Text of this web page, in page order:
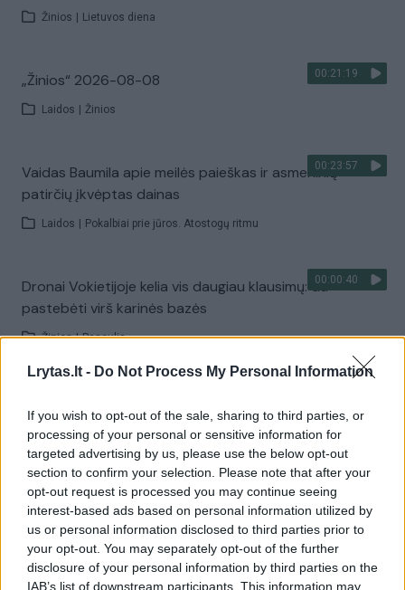
Lrytas.lt - Do Not Process My Personal Information
If you wish to opt-out of the sale, sharing to third parties, or
processing of your personal or sensitive information for
targeted advertising by us, please use the below opt-out
section to confirm your selection. Please note that after your
opt-out request is processed you may continue seeing
interest-based ads based on personal information utilized by
us or personal information disclosed to third parties prior to
your opt-out. You may separately opt-out of the further
disclosure of your personal information by third parties on the
IAB’s list of downstream participants. This information may
Žinios Lietuvos diena
00:21:19
„Žinios“ 2026-08-08
Laidos Žinios
00:23:57
Vaidas Baumila apie meilės paieškas ir asmeninių
patirčių įkvėptas dainas
Laidos Pokalbiai prie jūros. Atostogų ritmu
00:00:40
Dronai Vokietijoje kelia vis daugiau klausimų: du
pastebėti virš karinės bazės
Žinios | Pasaulis
Žiūrimiausi įrašai
00:00:30
Vaizdai iš tragiškos avarijos Vilniaus r.: dviejų moterų ir
vaiko gyvybių išgelbėti nepavyko